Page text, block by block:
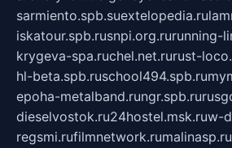
sarmiento.spb.suextelopedia.ru
iskatour.spb.rusnpi.org.rurunning-
krygeva-spa.ruchel.net.rurust-
hl-beta.spb.ruschool494.spb.ru
epoha-metalband.rungr.spb.ru
dieselvostok.ru24hostel.msk.ruw-
regsmi.rufilmnetwork.rumalinasp.ru